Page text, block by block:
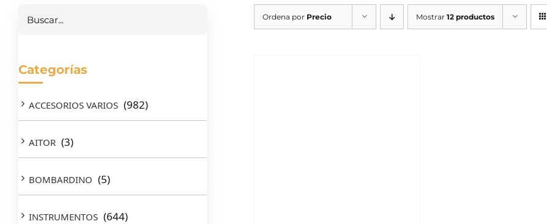
Ordena por Precio Mostrar12 productos
Categorías
ACCESORIOS VARIOS (982)
AITOR (3)
BOMBARDINO (5)
INSTRUMENTOS (644)